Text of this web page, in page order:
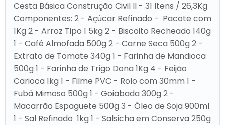
Cesta Básica Construção Civil II - 31 Itens / 26,3Kg
Componentes: 2 - Açúcar Refinado - Pacote com
1Kg 2 - Arroz Tipo 1 5kg 2 - Biscoito Recheado 140g
1 - Café Almofada 500g 2 - Carne Seca 500g 2 -
Extrato de Tomate 340g 1 - Farinha de Mandioca
500g 1 - Farinha de Trigo Dona 1Kg 4 - Feijão
Carioca 1kg 1 - Filme PVC - Rolo com 30mm 1 -
Fubá Mimoso 500g 1 - Goiabada 300g 2 -
Macarrão Espaguete 500g 3 - Óleo de Soja 900ml
1 - Sal Refinado 1kg 1 - Salsicha em Conserva 250g